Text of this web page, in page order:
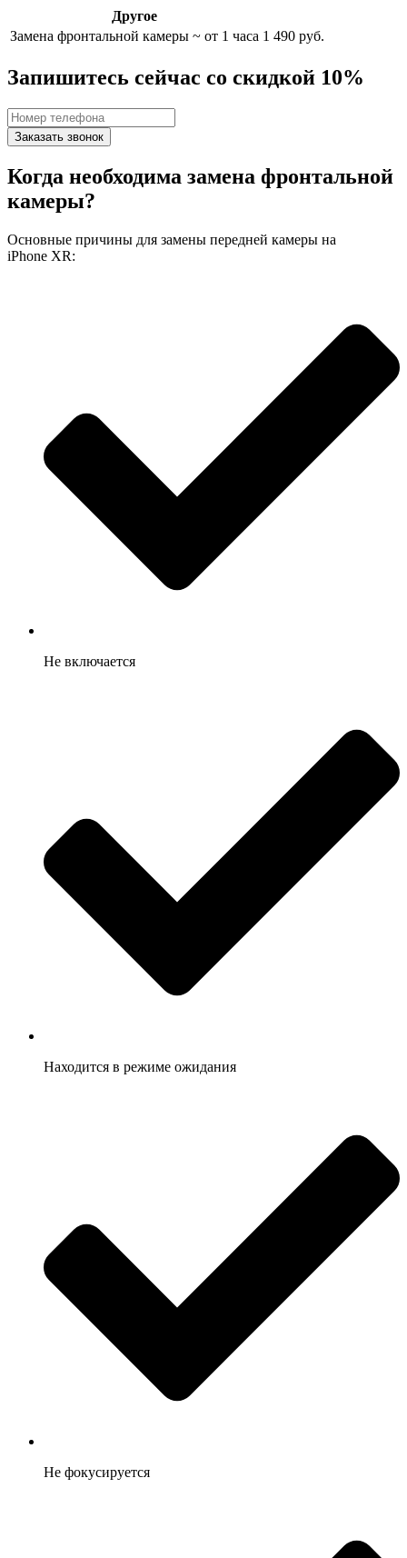
Другое
Замена фронтальной камеры ~ от 1 часа 1 490 руб.
Запишитесь сейчас со скидкой 10%
Заказать звонок
Когда необходима замена фронтальной
камеры?
Основные причины для замены передней камеры на
iPhone XR:
Не включается
Находится в режиме ожидания
Не фокусируется